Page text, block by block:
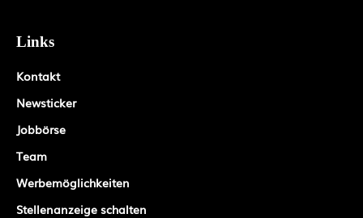
Links
Kontakt
Newsticker
Jobbörse
Team
Werbemöglichkeiten
Stellenanzeige schalten